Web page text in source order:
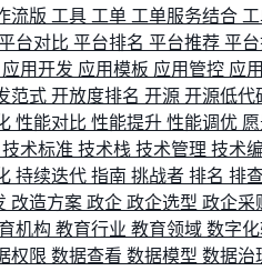
流版 工具 工单 工单服务结合
台对比 平台排名 平台推荐 平
应用开发 应用模板 应用管控 应
范式 开放度排名 开源 开源低代
性能对比 性能提升 性能调优
技术标准 技术栈 技术管理 技术
持续迭代 指南 挑战者 排名 排
改造方案 政企 政企选型 政企采
机构 教育行业 教育领域 数字
权限 数据查看 数据模型 数据治